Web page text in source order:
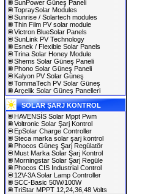
SunPower Güneş Paneli
TopraySolar Modules
Sunrise / Solartech modules
Thin Film PV solar module
Victron BlueSolar Panels
SunLink PV Technology
Esnek / Flexible Solar Panels
Trina Solar Honey Module
Shems Solar Güneş Paneli
Phono Solar Güneş Paneli
Kalyon PV Solar Güneş
TommaTech PV Solar Güneş
Arçelik Solar Güneş Panelleri
SOLAR ŞARJ KONTROL
HAVENSİS Solar Mppt Pwm
Voltronic Solar Şarj Kontrol
EpSolar Charge Controller
Steca marka solar şarj kontrol
Phocos Güneş Şarj Regülatör
Must Marka Solar Şarj Kontrol
Morningstar Solar Şarj Regüle
Phocos CIS Industrial Control
12V-3A Solar Lamp Controller
SCC-Basic 50W/100W
TriStar MPPT 12,24,36,48 Volts